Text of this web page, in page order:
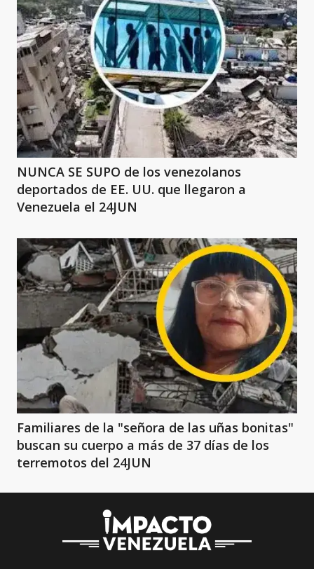
NUNCA SE SUPO de los venezolanos
deportados de EE. UU. que llegaron a
Venezuela el 24JUN
Familiares de la "señora de las uñas bonitas"
buscan su cuerpo a más de 37 días de los
terremotos del 24JUN